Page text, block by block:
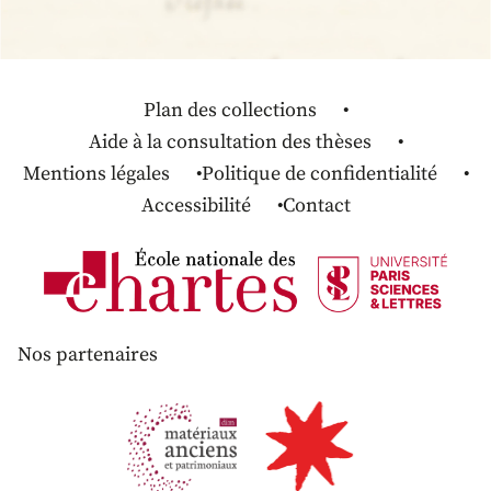
Plan des collections
Aide à la consultation des thèses
Mentions légales
Politique de confidentialité
Accessibilité
Contact
Nos partenaires